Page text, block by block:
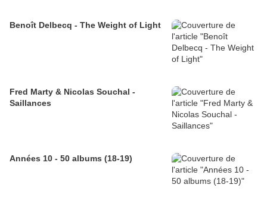
Benoît Delbecq - The Weight of Light
Fred Marty & Nicolas Souchal -
Saillances
Années 10 - 50 albums (18-19)